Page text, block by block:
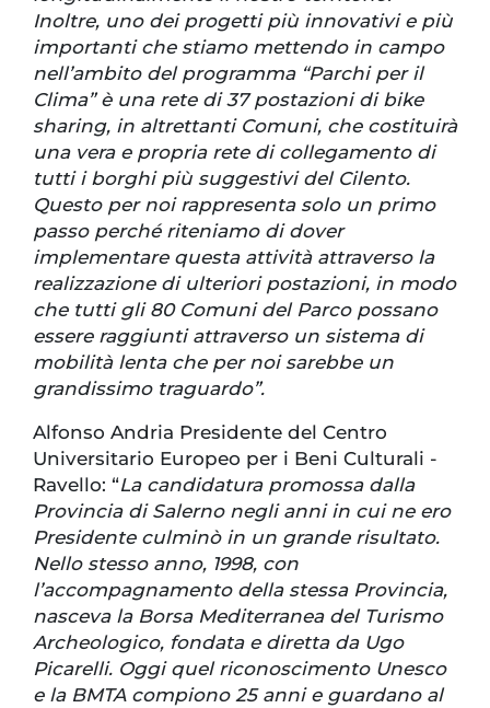
Inoltre, uno dei progetti più innovativi e più
importanti che stiamo mettendo in campo
nell’ambito del programma “Parchi per il
Clima” è una rete di 37 postazioni di bike
sharing, in altrettanti Comuni, che costituirà
una vera e propria rete di collegamento di
tutti i borghi più suggestivi del Cilento.
Questo per noi rappresenta solo un primo
passo perché riteniamo di dover
implementare questa attività attraverso la
realizzazione di ulteriori postazioni, in modo
che tutti gli 80 Comuni del Parco possano
essere raggiunti attraverso un sistema di
mobilità lenta che per noi sarebbe un
grandissimo traguardo”.
Alfonso Andria Presidente del Centro
Universitario Europeo per i Beni Culturali -
Ravello: “La candidatura promossa dalla
Provincia di Salerno negli anni in cui ne ero
Presidente culminò in un grande risultato.
Nello stesso anno, 1998, con
l’accompagnamento della stessa Provincia,
nasceva la Borsa Mediterranea del Turismo
Archeologico, fondata e diretta da Ugo
Picarelli. Oggi quel riconoscimento Unesco
e la BMTA compiono 25 anni e guardano al